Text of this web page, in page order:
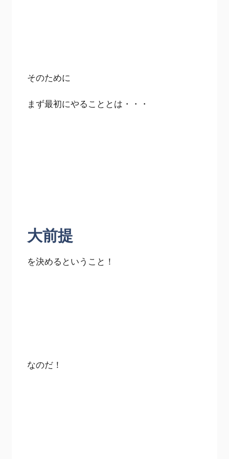
そのために
まず最初にやることとは・・・
大前提
を決めるということ！
なのだ！